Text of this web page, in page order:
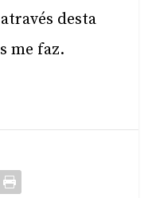
desta
me faz.